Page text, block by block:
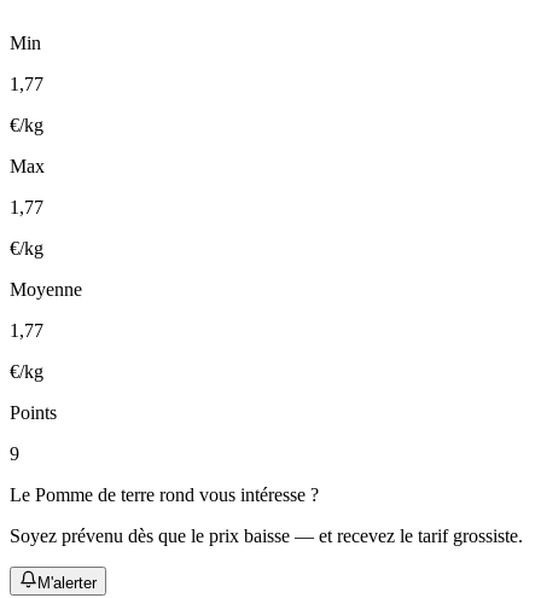
Min
1,77
€/kg
Max
1,77
€/kg
Moyenne
1,77
€/kg
Points
9
Le Pomme de terre rond vous intéresse ?
Soyez prévenu dès que le prix baisse — et recevez le tarif grossiste.
M'alerter